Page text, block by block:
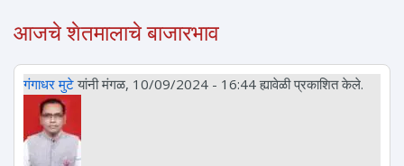
आजचे शेतमालाचे बाजारभाव
गंगाधर मुटेयांनी मंगळ, 10/09/2024 - 16:44 ह्यावेळी प्रकाशित केले.